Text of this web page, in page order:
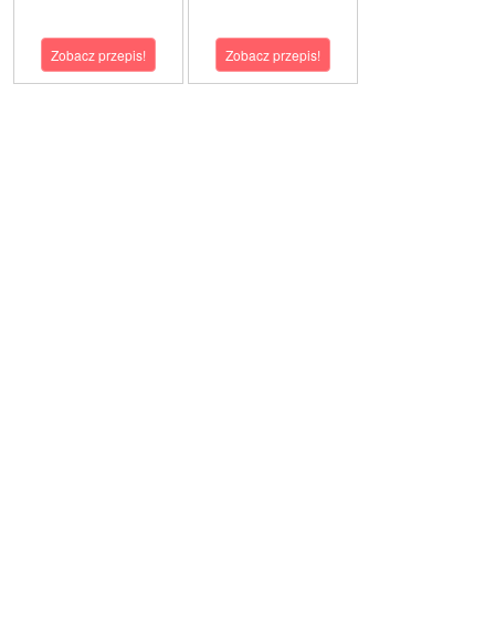
Zobacz przepis! Zobacz przepis!